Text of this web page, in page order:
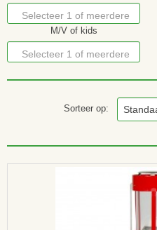
Selecteer 1 of meerdere
opties
M/V of kids
Selecteer 1 of meerdere
Sorteer op: